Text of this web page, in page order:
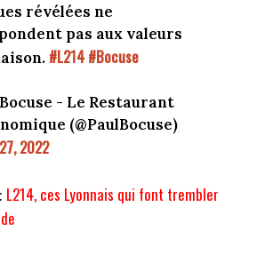
révélées ne
pas aux valeurs
#L214 #Bocuse
- Le Restaurant
(@PaulBocuse)
2022
L214, ces Lyonnais qui font trembler